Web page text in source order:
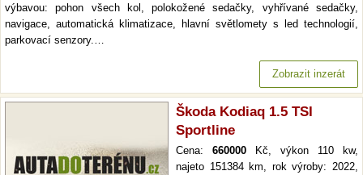
výbavou: pohon všech kol, polokožené sedačky, vyhřívané sedačky,
navigace, automatická klimatizace, hlavní světlomety s led technologií,
parkovací senzory.…
Zobrazit inzerát
Škoda Kodiaq 1.5 TSI
Sportline
Cena: 660000 Kč, výkon 110 kw,
najeto 151384 km, rok výroby: 2022,